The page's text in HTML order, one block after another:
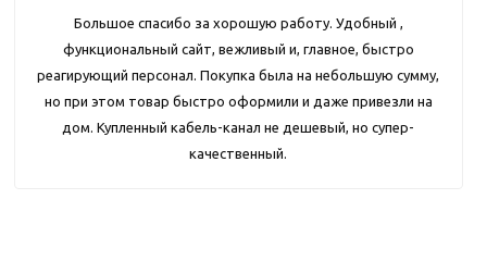
Большое спасибо за хорошую работу. Удобный ,
функциональный сайт, вежливый и, главное, быстро
реагирующий персонал. Покупка была на небольшую сумму,
но при этом товар быстро оформили и даже привезли на
дом. Купленный кабель-канал не дешевый, но супер-
качественный.